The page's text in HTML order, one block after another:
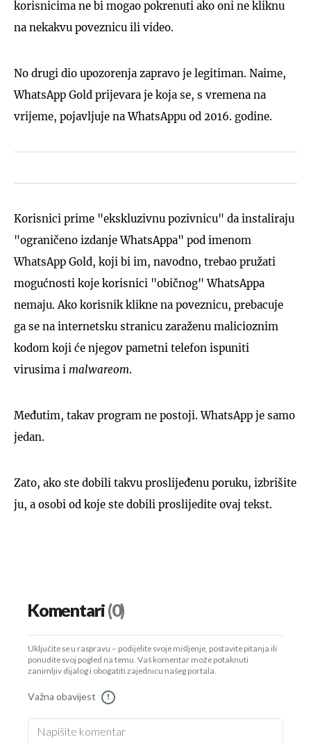
korisnicima ne bi mogao pokrenuti ako oni ne kliknu
na nekakvu poveznicu ili video.
No drugi dio upozorenja zapravo je legitiman. Naime,
WhatsApp Gold prijevara je koja se, s vremena na
vrijeme, pojavljuje na WhatsAppu od 2016. godine.
Korisnici prime "ekskluzivnu pozivnicu" da instaliraju
"ograničeno izdanje WhatsAppa" pod imenom
WhatsApp Gold, koji bi im, navodno, trebao pružati
mogućnosti koje korisnici "običnog" WhatsAppa
nemaju. Ako korisnik klikne na poveznicu, prebacuje
ga se na internetsku stranicu zaraženu malicioznim
kodom koji će njegov pametni telefon ispuniti
virusima i malwareom.
Međutim, takav program ne postoji. WhatsApp je samo
jedan.
Zato, ako ste dobili takvu proslijeđenu poruku, izbrišite
ju, a osobi od koje ste dobili proslijedite ovaj tekst.
Komentari(0)
Uključite se u raspravu – podijelite svoje mišljenje, postavite pitanja ili
ponudite svoj pogled na temu. Vaš komentar može potaknuti
zanimljiv dijalog i obogatiti zajednicu našeg portala.
Važna obavijest !